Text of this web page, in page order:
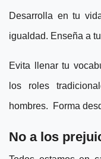
Desarrolla en tu
igualdad. Enseña a
Evita llenar tu
los roles
hombres. Forma
No a los